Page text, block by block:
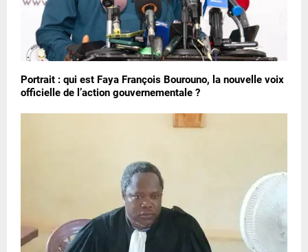
Portrait : qui est Faya François Bourouno, la nouvelle voix
officielle de l’action gouvernementale ?